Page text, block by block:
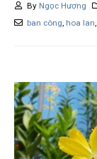
By Ngọc Hương
ban công, hoa lan,